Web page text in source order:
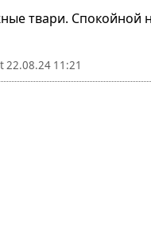
твари. Спокойной
22.08.24 11:21